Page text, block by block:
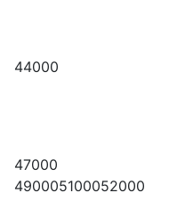
44000
47000
490005100052000